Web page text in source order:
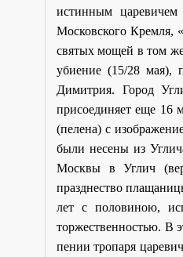
истинным
Московского Кремля,
святых мощей в том
убиение (15/28 мая),
Димитрия. Город
присоединяет еще 16
(пелена) с
были несены из
Москвы в Углич
празднество
лет с половиною,
торжественностью. В
пении тропаря